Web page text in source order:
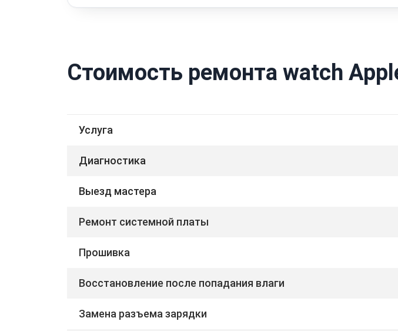
Стоимость ремонта watch
Услуга
Диагностика
Выезд мастера
Ремонт системной платы
Прошивка
Восстановление после попадания влаги
Замена разъема зарядки